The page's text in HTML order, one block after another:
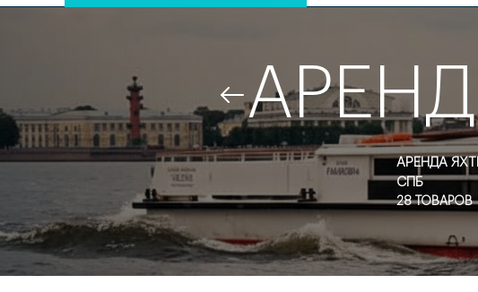
АРЕНДА
СПБ
28 ТОВАРОВ